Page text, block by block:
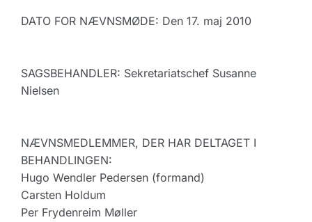
DATO FOR NÆVNSMØDE: Den 17. maj 2010
SAGSBEHANDLER: Sekretariatschef Susanne
Nielsen
NÆVNSMEDLEMMER, DER HAR DELTAGET I
BEHANDLINGEN:
Hugo Wendler Pedersen (formand)
Carsten Holdum
Per Frydenreim Møller